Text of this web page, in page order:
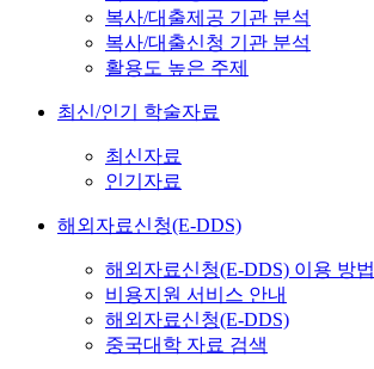
복사/대출제공 기관 분석
복사/대출신청 기관 분석
활용도 높은 주제
최신/인기 학술자료
최신자료
인기자료
해외자료신청(E-DDS)
해외자료신청(E-DDS) 이용 방법
비용지원 서비스 안내
해외자료신청(E-DDS)
중국대학 자료 검색